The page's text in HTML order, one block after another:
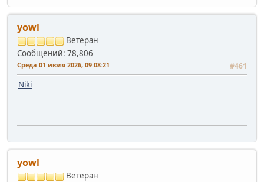
yowl
Ветеран
Сообщений: 78,806
Среда 01 июля 2026, 09:08:21 #461
Niki
yowl
Ветеран